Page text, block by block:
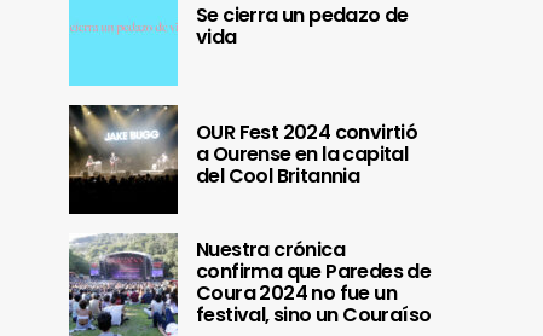
Se cierra un pedazo de
vida
OUR Fest 2024 convirtió
a Ourense en la capital
del Cool Britannia
Nuestra crónica
confirma que Paredes de
Coura 2024 no fue un
festival, sino un Couraíso